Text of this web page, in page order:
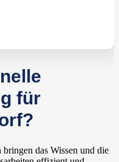
für
das Wissen und die